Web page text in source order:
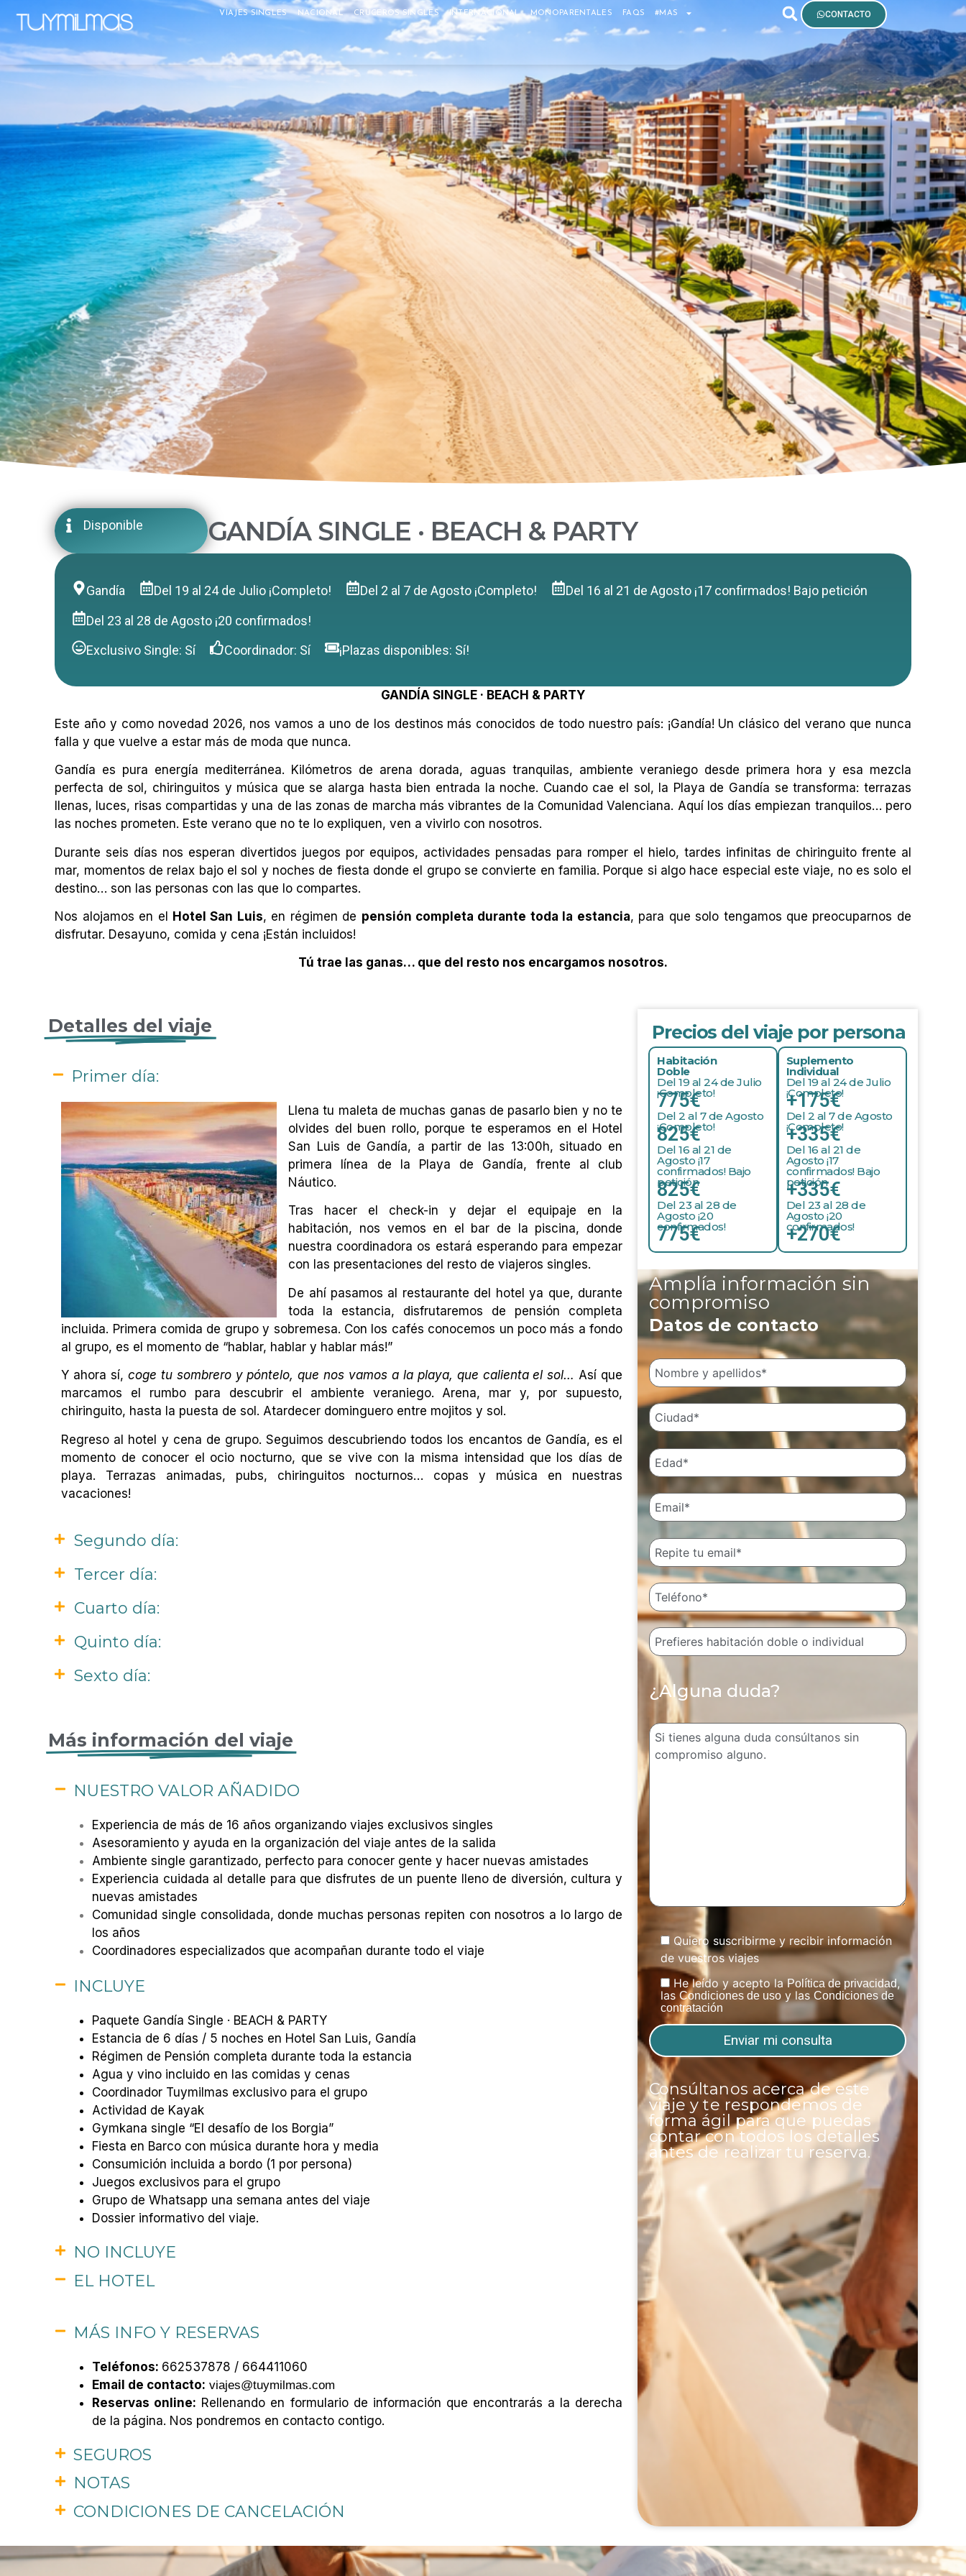
VIAJES SINGLES NACIONAL CRUCEROS SINGLES INTERNACIONAL MONOPARENTALES FAQS #MAS CONTACTO
Disponible GANDÍA SINGLE · BEACH & PARTY
Gandía Del 19 al 24 de Julio ¡Completo! Del 2 al 7 de Agosto ¡Completo!
Del 16 al 21 de Agosto ¡17 confirmados! Bajo petición
Del 23 al 28 de Agosto ¡20 confirmados!
Exclusivo Single: Sí
Coordinador: Sí ¡Plazas disponibles: Sí!
GANDÍA SINGLE · BEACH & PARTY
Este año y como novedad 2026, nos vamos a uno de los destinos más conocidos de todo nuestro país: ¡Gandía! Un clásico del verano que nunca
falla y que vuelve a estar más de moda que nunca.
Gandía es pura energía mediterránea. Kilómetros de arena dorada, aguas tranquilas, ambiente veraniego desde primera hora y esa mezcla
perfecta de sol, chiringuitos y música que se alarga hasta bien entrada la noche. Cuando cae el sol, la Playa de Gandía se transforma: terrazas
llenas, luces, risas compartidas y una de las zonas de marcha más vibrantes de la Comunidad Valenciana. Aquí los días empiezan tranquilos… pero
las noches prometen. Este verano que no te lo expliquen, ven a vivirlo con nosotros.
Durante seis días nos esperan divertidos juegos por equipos, actividades pensadas para romper el hielo, tardes infinitas de chiringuito frente al
mar, momentos de relax bajo el sol y noches de fiesta donde el grupo se convierte en familia. Porque si algo hace especial este viaje, no es solo el
destino… son las personas con las que lo compartes.
Nos alojamos en el Hotel San Luis, en régimen de pensión completa durante toda la estancia, para que solo tengamos que preocuparnos de
disfrutar. Desayuno, comida y cena ¡Están incluidos!
Tú trae las ganas… que del resto nos encargamos nosotros.
Detalles del viaje
Primer día:
Llena tu maleta de muchas ganas de pasarlo bien y no te
olvides del buen rollo, porque te esperamos en el Hotel
San Luis de Gandía, a partir de las 13:00h, situado en
primera línea de la Playa de Gandía, frente al club
Náutico.
Tras hacer el check-in y dejar el equipaje en la
habitación, nos vemos en el bar de la piscina, donde
nuestra coordinadora os estará esperando para empezar
con las presentaciones del resto de viajeros singles.
De ahí pasamos al restaurante del hotel ya que, durante
toda la estancia, disfrutaremos de pensión completa
incluida. Primera comida de grupo y sobremesa. Con los cafés conocemos un poco más a fondo
al grupo, es el momento de “hablar, hablar y hablar más!”
Y ahora sí, coge tu sombrero y póntelo, que nos vamos a la playa, que calienta el sol… Así que
marcamos el rumbo para descubrir el ambiente veraniego. Arena, mar y, por supuesto,
chiringuito, hasta la puesta de sol. Atardecer dominguero entre mojitos y sol.
Regreso al hotel y cena de grupo. Seguimos descubriendo todos los encantos de Gandía, es el
momento de conocer el ocio nocturno, que se vive con la misma intensidad que los días de
playa. Terrazas animadas, pubs, chiringuitos nocturnos… copas y música en nuestras
vacaciones!
Segundo día:
Tercer día:
Cuarto día:
Quinto día:
Sexto día:
Más información del viaje
NUESTRO VALOR AÑADIDO
Experiencia de más de 16 años organizando viajes exclusivos singles
Asesoramiento y ayuda en la organización del viaje antes de la salida
Ambiente single garantizado, perfecto para conocer gente y hacer nuevas amistades
Experiencia cuidada al detalle para que disfrutes de un puente lleno de diversión, cultura y
nuevas amistades
Comunidad single consolidada, donde muchas personas repiten con nosotros a lo largo de
los años
Coordinadores especializados que acompañan durante todo el viaje
INCLUYE
Paquete Gandía Single · BEACH & PARTY
Estancia de 6 días / 5 noches en Hotel San Luis, Gandía
Régimen de Pensión completa durante toda la estancia
Agua y vino incluido en las comidas y cenas
Coordinador Tuymilmas exclusivo para el grupo
Actividad de Kayak
Gymkana single “El desafío de los Borgia”
Fiesta en Barco con música durante hora y media
Consumición incluida a bordo (1 por persona)
Juegos exclusivos para el grupo
Grupo de Whatsapp una semana antes del viaje
Dossier informativo del viaje.
NO INCLUYE
EL HOTEL
MÁS INFO Y RESERVAS
Teléfonos: 662537878 / 664411060
Email de contacto: viajes@tuymilmas.com
Reservas online: Rellenando en formulario de información que encontrarás a la derecha
de la página. Nos pondremos en contacto contigo.
SEGUROS
NOTAS
CONDICIONES DE CANCELACIÓN
Precios del viaje por persona
Habitación
Doble
Del 19 al 24 de Julio
¡Completo!
775€
Del 2 al 7 de Agosto
¡Completo!
825€
Del 16 al 21 de
Agosto ¡17
confirmados! Bajo
petición
825€
Del 23 al 28 de
Agosto ¡20
confirmados!
775€
Suplemento
Individual
Del 19 al 24 de Julio
¡Completo!
+175€
Del 2 al 7 de Agosto
¡Completo!
+335€
Del 16 al 21 de
Agosto ¡17
confirmados! Bajo
petición
+335€
Del 23 al 28 de
Agosto ¡20
confirmados!
+270€
Amplía información sin
compromiso
Datos de contacto
¿Alguna duda?
Quiero suscribirme y recibir información
de vuestros viajes
He leído y acepto laPolítica de privacidad,
lasCondiciones de uso y lasCondiciones de
contratación
Consúltanos acerca de este
viaje y te respondemos de
forma ágil para que puedas
contar con todos los detalles
antes de realizar tu reserva.